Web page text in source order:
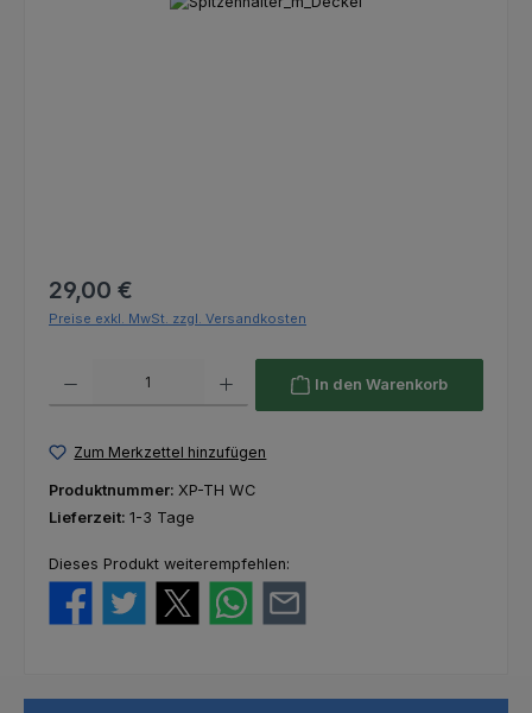
Regulärer Preis:
29,00 €
Preise exkl. MwSt. zzgl. Versandkosten
In den Warenkorb
Zum Merkzettel hinzufügen
Produktnummer: XP-TH WC
Lieferzeit: 1-3 Tage
Dieses Produkt weiterempfehlen: